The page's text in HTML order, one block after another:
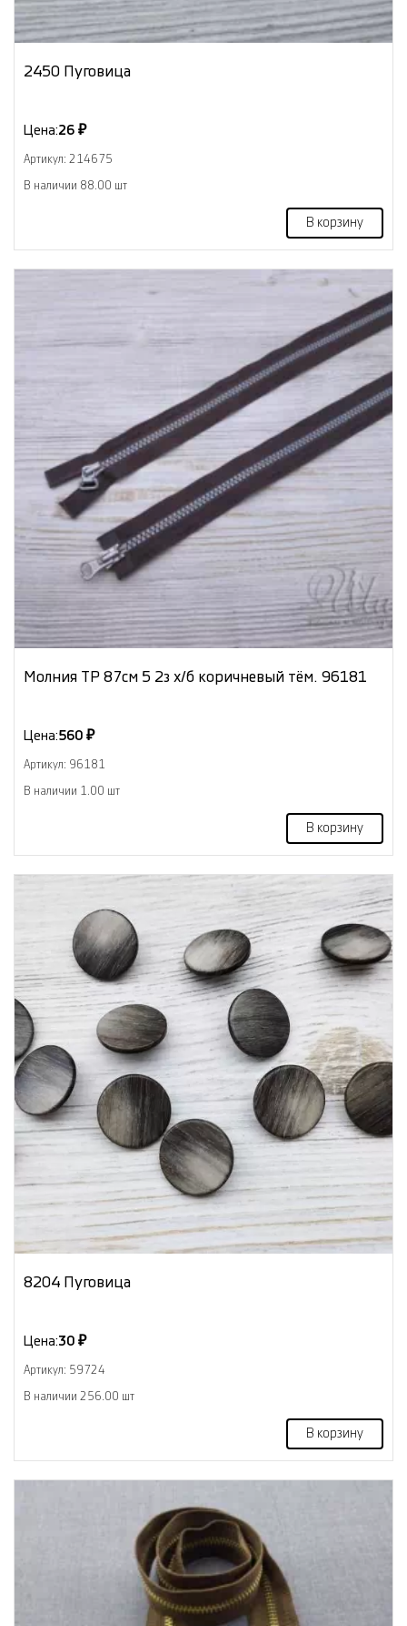
2450 Пуговица
Цена:26 ₽
Артикул: 214675
В наличии 88.00 шт
В корзину
Молния ТР 87см 5 2з х/б коричневый тём. 96181
Цена:560 ₽
Артикул: 96181
В наличии 1.00 шт
В корзину
8204 Пуговица
Цена:30 ₽
Артикул: 59724
В наличии 256.00 шт
В корзину